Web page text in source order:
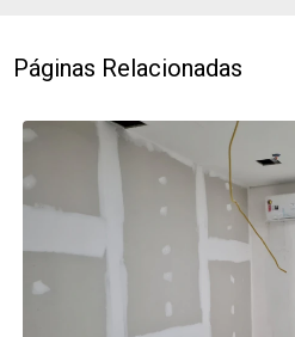
Páginas Relacionadas